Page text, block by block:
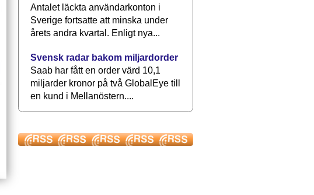
Antalet läckta användarkonton i
Sverige fortsatte att minska under
årets andra kvartal. Enligt nya...
Svensk radar bakom miljardorder
Saab har fått en order värd 10,1
miljarder kronor på två GlobalEye till
en kund i Mellanöstern....